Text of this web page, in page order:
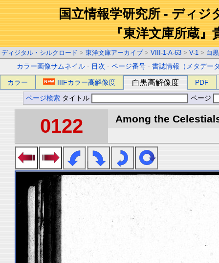
国立情報学研究所 - ディジ
『東洋文庫所蔵』
ディジタル・シルクロード > 東洋文庫アーカイブ > VIII-1-A-63 > V-1 > 白
カラー画像サムネイル - 目次 -ページ番号 -書誌情報（メタデー
カラー IIIFカラー高解像度 白黒高解像度 PDF
ページ検索 タイトル ページ
0122 Among the